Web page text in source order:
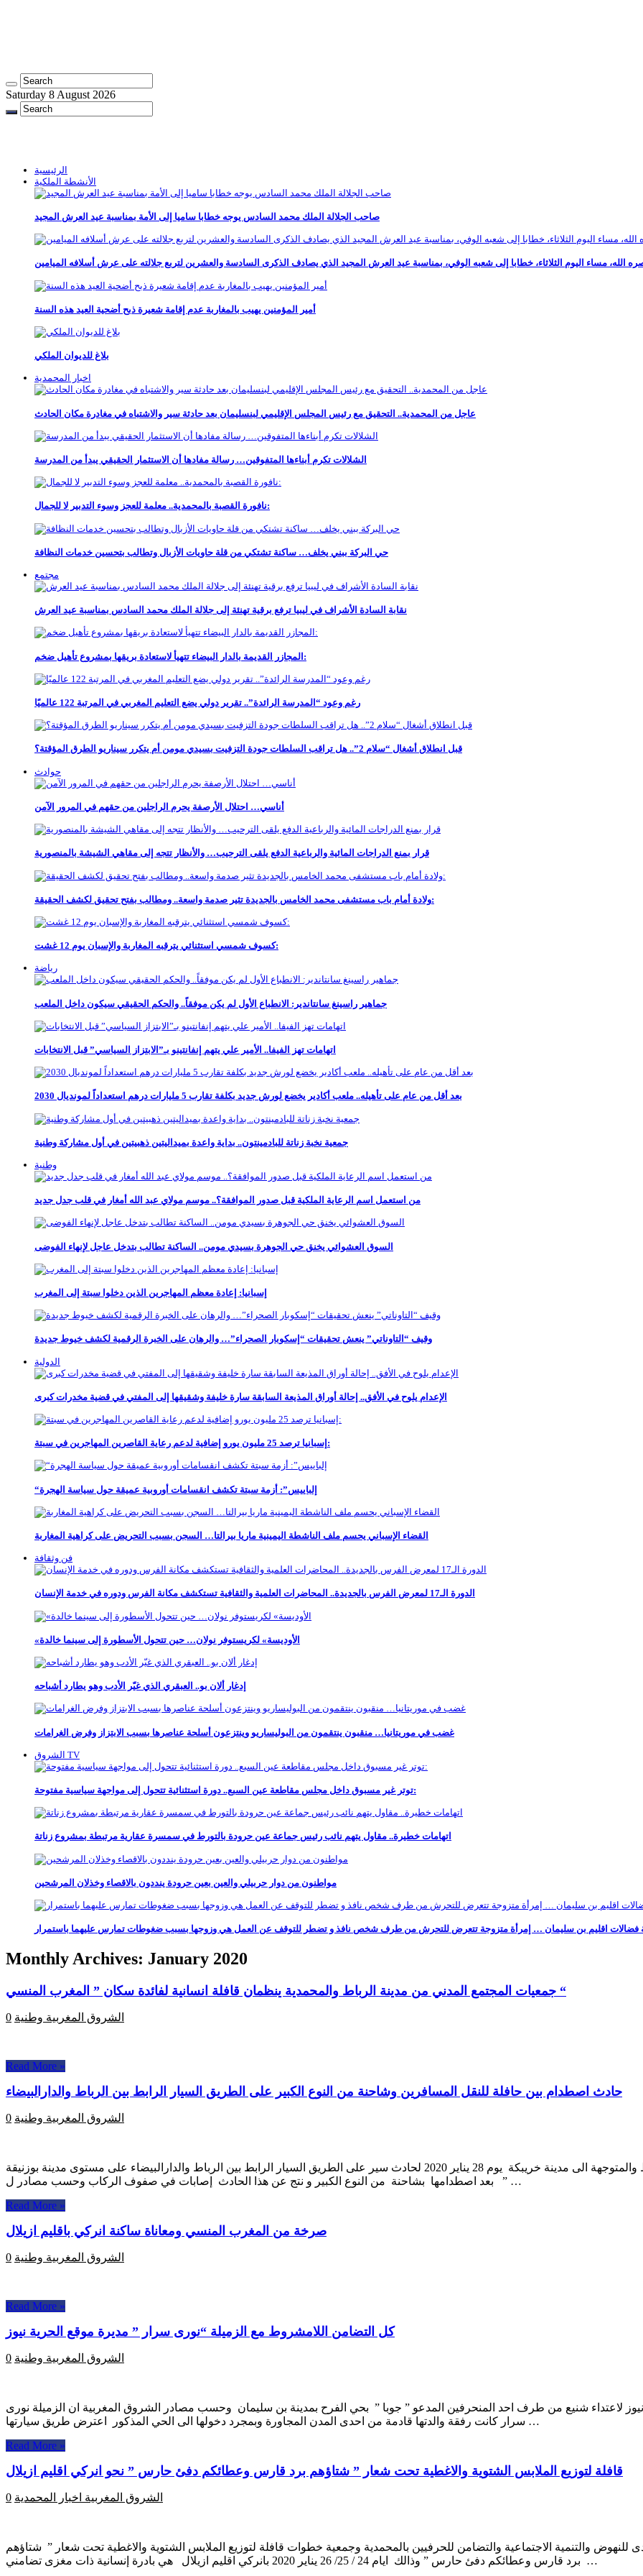
Saturday 8 August 2026
الرئيسية
الأنشطة الملكية
صاحب الجلالة الملك محمد السادس يوجه خطابا ساميا إلى الأمة بمناسبة عيد العرش المجيد
أمير المؤمنين يهيب بالمغاربة عدم إقامة شعيرة ذبح أضحية العيد هذه السنة
بلاغ للديوان الملكي
اخبار المحمدية
عاجل من المحمدية.. التحقيق مع رئيس المجلس الإقليمي لبنسليمان بعد حادثة سير والاشتباه في مغادرة مكان الحادث
الشلالات تكرم أبناءها المتفوقين… رسالة مفادها أن الاستثمار الحقيقي يبدأ من المدرسة
نافورة القصبة بالمحمدية.. معلمة للعجز وسوء التدبير لا للجمال:
حي البركة ببني يخلف… ساكنة تشتكي من قلة حاويات الأزبال وتطالب بتحسين خدمات النظافة
مجتمع
نقابة السادة الأشراف في ليبيا ترفع برقية تهنئة إلى جلالة الملك محمد السادس بمناسبة عيد العرش
المجازر القديمة بالدار البيضاء تتهيأ لاستعادة بريقها بمشروع تأهيل ضخم:
رغم وعود “المدرسة الرائدة”.. تقرير دولي يضع التعليم المغربي في المرتبة 122 عالميًا
قبل انطلاق أشغال “سلام 2”.. هل تراقب السلطات جودة التزفيت بسيدي مومن أم يتكرر سيناريو الطرق المؤقتة؟
حوادث
أناسي… احتلال الأرصفة يحرم الراجلين من حقهم في المرور الآمن
قرار بمنع الدراجات المائية والرباعية الدفع يلقى الترحيب… والأنظار تتجه إلى مقاهي الشيشة بالمنصورية
ولادة أمام باب مستشفى محمد الخامس بالجديدة تثير صدمة واسعة.. ومطالب بفتح تحقيق لكشف الحقيقة:
كسوف شمسي استثنائي يترقبه المغاربة والإسبان يوم 12 غشت:
رياضة
جماهير راسينغ سانتاندير: الانطباع الأول لم يكن موفقاً.. والحكم الحقيقي سيكون داخل الملعب
اتهامات تهز الفيفا.. الأمير علي يتهم إنفانتينو بـ”الابتزاز السياسي” قبل الانتخابات
بعد أقل من عام على تأهيله.. ملعب أكادير يخضع لورش جديد بكلفة تقارب 5 مليارات درهم استعداداً لمونديال 2030
جمعية نخبة زناتة للبادمينتون.. بداية واعدة بميداليتين ذهبيتين في أول مشاركة وطنية
وطنية
من استعمل اسم الرعاية الملكية قبل صدور الموافقة؟.. موسم مولاي عبد الله أمغار في قلب جدل جديد
السوق العشوائي يخنق حي الجوهرة بسيدي مومن.. الساكنة تطالب بتدخل عاجل لإنهاء الفوضى
إسبانيا: إعادة معظم المهاجرين الذين دخلوا سبتة إلى المغرب
وقيف “التاوناتي” ينعش تحقيقات “إسكوبار الصحراء”… والرهان على الخبرة الرقمية لكشف خيوط جديدة
الدولية
الإعدام يلوح في الأفق.. إحالة أوراق المذيعة السابقة سارة خليفة وشقيقها إلى المفتي في قضية مخدرات كبرى
إسبانيا ترصد 25 مليون يورو إضافية لدعم رعاية القاصرين المهاجرين في سبتة:
“إلباييس”: أزمة سبتة تكشف انقسامات أوروبية عميقة حول سياسة الهجرة
القضاء الإسباني يحسم ملف الناشطة اليمينية ماريا بيرالتا… السجن بسبب التحريض على كراهية المغاربة
فن وثقافة
الدورة الـ17 لمعرض الفرس بالجديدة.. المحاضرات العلمية والثقافية تستكشف مكانة الفرس ودوره في خدمة الإنسان
«الأوديسة» لكريستوفر نولان… حين تتحول الأسطورة إلى سينما خالدة
إدغار ألان بو.. العبقري الذي غيّر الأدب وهو يطارد أشباحه
غضب في موريتانيا… منقبون ينتقمون من البوليساريو وينتزعون أسلحة عناصرها بسبب الابتزاز وفرض الغرامات
الشروق TV
توتر غير مسبوق داخل مجلس مقاطعة عين السبع.. دورة استثنائية تتحول إلى مواجهة سياسية مفتوحة:
اتهامات خطيرة.. مقاول يتهم نائب رئيس جماعة عين حرودة بالتورط في سمسرة عقارية مرتبطة بمشروع زناتة
مواطنون من دوار حربيلي والعين بعين حرودة ينددون بالاقصاء وخذلان المرشحين
Monthly Archives: January 2020
جمعيات المجتمع المدني من مدينة الرباط والمحمدية ينظمان قافلة انسانية لفائدة سكان ” المغرب المنسي “
الشروق المغربية وطنية 0
Read More »
حادث اصطدام بين حافلة للنقل المسافرين وشاحنة من النوع الكبير على الطريق السيار الرابط بين الرباط والدارالبيضاء
الشروق المغربية وطنية 0
سهام _ ص تعرضت حافلة للنقل المسافرين القادمة من مدينة الرباط والمتوجهة الى مدينة خريبكة يوم 28 يناير 2020 لحادث سير على الطريق السيار الرابط بين الرباط والدارالبيضاء على مستوى مدينة بوزنيقة
بعد اصطدامها بشاحنة من النوع الكبير و نتج عن هذا الحادث إصابات في صفوف الركاب وحسب مصادر ل ” …
Read More »
صرخة من المغرب المنسي ومعاناة ساكنة انركي باقليم ازيلال
الشروق المغربية وطنية 0
Read More »
كل التضامن اللامشروط مع الزميلة “نورى سرار ” مديرة موقع الحرية نيوز
الشروق المغربية وطنية 0
لاعتداء شنيع من طرف احد المنحرفين المدعو ” جوبا ” بحي الفرح بمدينة بن سليمان وحسب مصادر الشروق المغربية ان الزميلة نورى
سرار كانت رفقة والدتها قادمة من احدى المدن المجاورة وبمجرد دخولها الى الحي المذكور اعترض طريق سيارتها …
Read More »
قافلة لتوزيع الملابس الشتوية والاغطية تحت شعار ” شتاؤهم برد قارس وعطائكم دفئ حارس ” نحو انركي اقليم ازيلال
الشروق المغربية اخبار المحمدية 0
والتنمية الاجتماعية والتضامن للحرفيين بالمحمدية وجمعية خطوات قافلة لتوزيع الملابس الشتوية والاغطية تحت شعار ” شتاؤهم
برد قارس وعطائكم دفئ حارس ” وذالك ايام 24 / 25/ 26 يناير 2020 بانركي اقليم ازيلال هي بادرة إنسانية ذات مغزى تضامني …